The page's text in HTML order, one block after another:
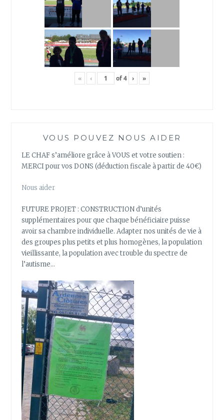
« ‹ of4 › »
VOUS POUVEZ NOUS AIDER
LE CHAF s’améliore grâce à VOUS et votre soutien :
MERCI pour vos DONS (déduction fiscale à partir de 40€)
Nous aider
FUTURE PROJET : CONSTRUCTION d’unités
supplémentaires pour que chaque bénéficiaire puisse
avoir sa chambre individuelle. Adapter nos unités de vie à
des groupes plus petits et plus homogènes, la population
vieillissante, la population avec trouble du spectre de
l’autisme…